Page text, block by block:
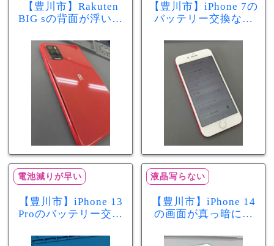
【豊川市】Rakuten
BIG sの背面が浮いて
リー膨張のサインか
もしれません！バッ
テリー交換修理事例
【豊川市】iPhone 7の
バッテリー交換なら
最大容量70％で電池
の減りが早い症状も
当日60分で改善
電池減りが早い
【豊川市】iPhone 13
Proのバッテリー交換
が早い症状も当日90
液晶写らない
【豊川市】iPhone 14
の画面が真っ暗に…
修理！データそのま